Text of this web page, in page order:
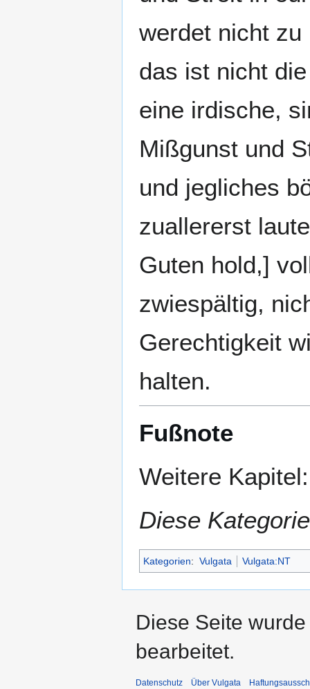
werdet nicht zu
das ist nicht
eine irdische,
Mißgunst und
und jegliches
zuallererst
Guten hold,]
zwiespältig,
Gerechtigkeit
halten.
Fußnote
Weitere
Diese
Kategorien: Vulgata Vulgata:NT
Diese Seite
bearbeitet.
Datenschutz Über Vulgata